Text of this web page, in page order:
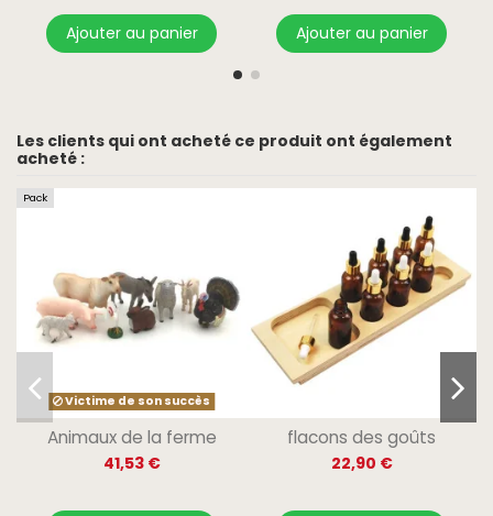
Ajouter au panier Ajouter au panier
Les clients qui ont acheté ce produit ont également
acheté :
Pack
Victime de son succès
Animaux de la ferme
41,53 €
flacons des goûts
22,90 €